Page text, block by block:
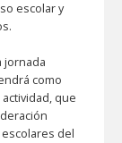
escolar y
jornada
como
que
del